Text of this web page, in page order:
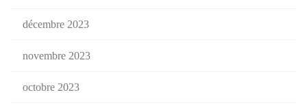
décembre 2023
novembre 2023
octobre 2023